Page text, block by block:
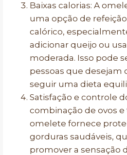
Baixas calorias: A
uma opção de
calórico,
adicionar queijo ou
moderada. Isso pode
pessoas que desejam
seguir uma dieta
Satisfação e controle
combinação de ovos
omelete fornece
gorduras saudáveis,
promover a sensação